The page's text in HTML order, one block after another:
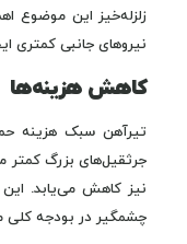
زلزله‌خیز این موضوع
نیروهای جانبی کمتری
کاهش هزینه‌ها
تیرآهن سبک هزینه
جرثقیل‌های بزرگ
نیز کاهش می‌یابد.
چشمگیر در بودجه کلی